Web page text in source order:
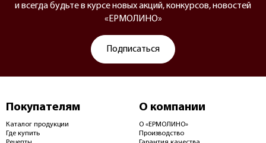
и всегда будьте в курсе новых акций, конкурсов, новостей
«ЕРМОЛИНО»
Подписаться
Покупателям
Каталог продукции
Где купить
О компании
О «ЕРМОЛИНО»
Производство